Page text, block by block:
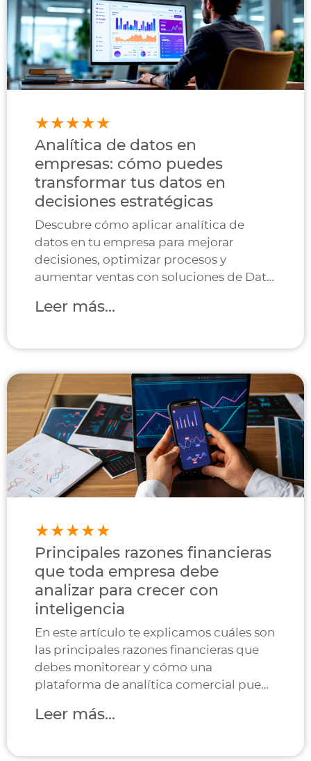
Analítica de datos en
empresas: cómo puedes
transformar tus datos en
decisiones estratégicas
Descubre cómo aplicar analítica de
datos en tu empresa para mejorar
decisiones, optimizar procesos y
aumentar ventas con soluciones de Data
Leer más...
Principales razones financieras
que toda empresa debe
analizar para crecer con
inteligencia
En este artículo te explicamos cuáles son
las principales razones financieras que
debes monitorear y cómo una
plataforma de analítica comercial puede
rentabilidad.
Leer más...